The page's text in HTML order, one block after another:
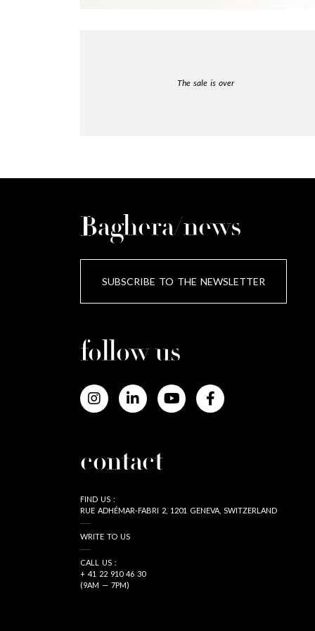
The sale is over
Baghera/news
SUBSCRIBE TO THE NEWSLETTER
follow us
contact
FIND US :
RUE ADHÉMAR-FABRI 2, 1201 GENEVA, SWITZERLAND
WRITE TO US
CALL US :
+ 41 22 910 46 30
(9AM — 7PM)